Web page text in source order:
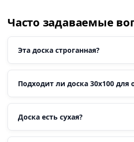
Часто задаваемые
Эта доска строганная?
Подходит ли доска 30х100 для
Доска есть сухая?